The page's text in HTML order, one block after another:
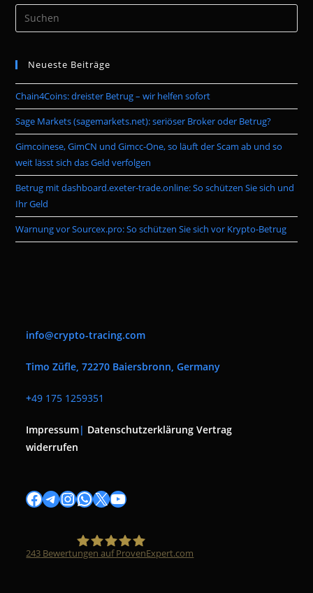
the
Neueste Beiträge
Chain4Coins: dreister Betrug – wir helfen sofort
Sage Markets (sagemarkets.net): seriöser Broker oder Betrug?
Gimcoinese, GimCN und Gimcc-One, so läuft der Scam ab und so
weit lässt sich das Geld verfolgen
Betrug mit dashboard.exeter-trade.online: So schützen Sie sich und
Ihr Geld
Warnung vor Sourcex.pro: So schützen Sie sich vor Krypto-Betrug
info@crypto-tracing.com
Timo Züfle, 72270 Baiersbronn, Germany
+49 175 1259351
Impressum| Datenschutzerklärung Vertrag
widerrufen
Facebook
Telegram
Instagram
WhatsApp
X YouTube
243 Bewertungen auf ProvenExpert.com